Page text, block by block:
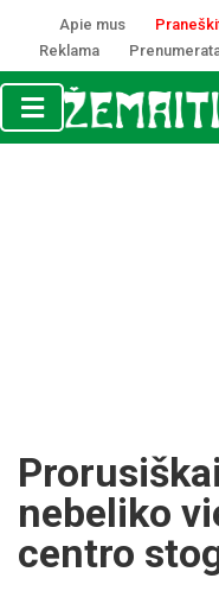
Apie mus
Reklama
nebeliko
centro